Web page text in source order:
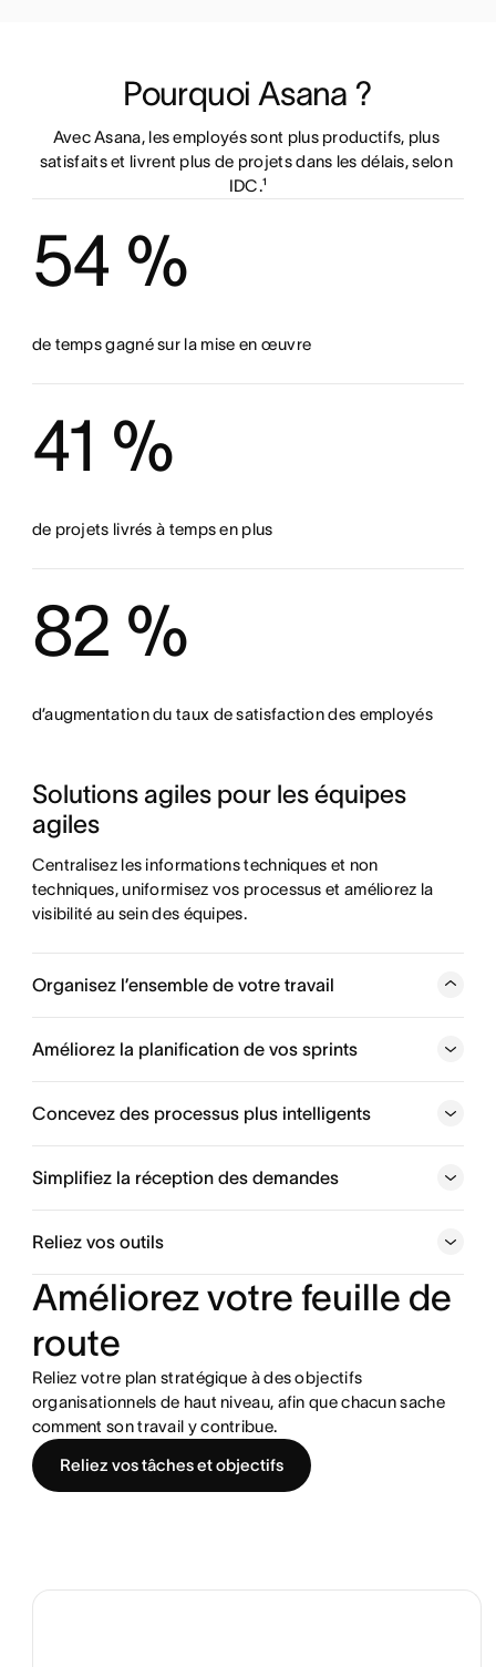
Pourquoi Asana ?
Avec Asana, les employés sont plus productifs, plus
satisfaits et livrent plus de projets dans les délais, selon
IDC.¹
54 %
de temps gagné sur la mise en œuvre
41 %
de projets livrés à temps en plus
82 %
d’augmentation du taux de satisfaction des employés
Solutions agiles pour les équipes
agiles
Centralisez les informations techniques et non
techniques, uniformisez vos processus et améliorez la
visibilité au sein des équipes.
Organisez l’ensemble de votre travail
Enregistrez et suivez les bugs, surveillez les déploiements
importants et créez de meilleurs produits grâce à une
Améliorez la planification de vos sprints
Concevez des processus plus intelligents
Simplifiez la réception des demandes
Gérer les nouvelles demandes de travail
Reliez vos outils
Travailler ensemble, aux côtés de vos collaborateurs
Améliorez votre feuille de
route
Reliez votre plan stratégique à des objectifs
organisationnels de haut niveau, afin que chacun sache
comment son travail y contribue.
Reliez vos tâches et objectifs